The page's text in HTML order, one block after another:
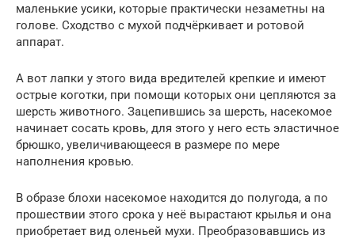
маленькие усики, которые практически незаметны на
голове. Сходство с мухой подчёркивает и ротовой
аппарат.
А вот лапки у этого вида вредителей крепкие и имеют
острые коготки, при помощи которых они цепляются за
шерсть животного. Зацепившись за шерсть, насекомое
начинает сосать кровь, для этого у него есть эластичное
брюшко, увеличивающееся в размере по мере
наполнения кровью.
В образе блохи насекомое находится до полугода, а по
прошествии этого срока у неё вырастают крылья и она
приобретает вид оленьей мухи. Преобразовавшись из